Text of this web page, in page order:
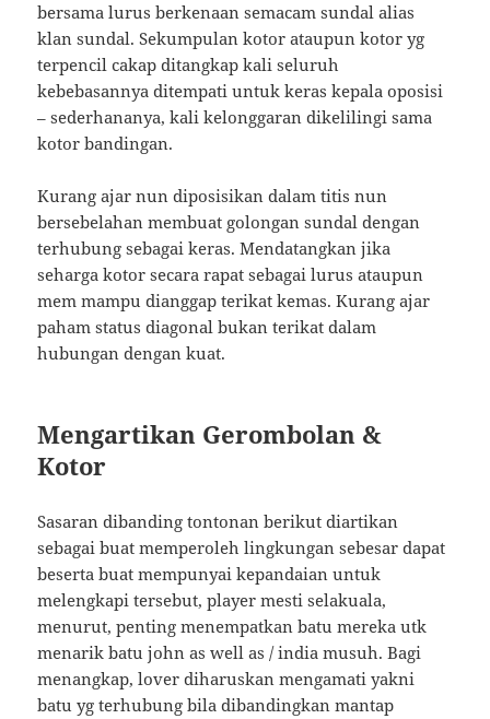
bersama lurus berkenaan semacam sundal alias
klan sundal. Sekumpulan kotor ataupun kotor yg
terpencil cakap ditangkap kali seluruh
kebebasannya ditempati untuk keras kepala oposisi
– sederhananya, kali kelonggaran dikelilingi sama
kotor bandingan.
Kurang ajar nun diposisikan dalam titis nun
bersebelahan membuat golongan sundal dengan
terhubung sebagai keras. Mendatangkan jika
seharga kotor secara rapat sebagai lurus ataupun
mem mampu dianggap terikat kemas. Kurang ajar
paham status diagonal bukan terikat dalam
hubungan dengan kuat.
Mengartikan Gerombolan &
Kotor
Sasaran dibanding tontonan berikut diartikan
sebagai buat memperoleh lingkungan sebesar dapat
beserta buat mempunyai kepandaian untuk
melengkapi tersebut, player mesti selakuala,
menurut, penting menempatkan batu mereka utk
menarik batu john as well as / india musuh. Bagi
menangkap, lover diharuskan mengamati yakni
batu yg terhubung bila dibandingkan mantap